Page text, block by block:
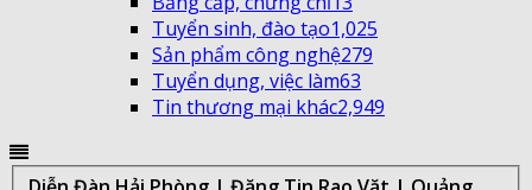
Tuyển sinh, đào tạo1,025
Sản phẩm công nghệ279
Tuyển dụng, việc làm63
Tin thương mại khác2,949